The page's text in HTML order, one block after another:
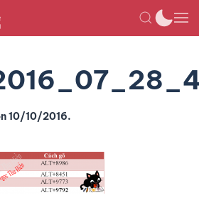
10/10/2016.